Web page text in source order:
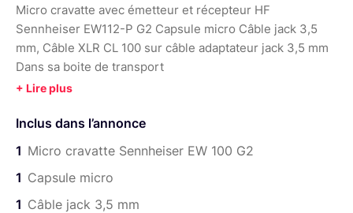
Micro cravatte avec émetteur et récepteur HF
Sennheiser EW112-P G2 Capsule micro Câble jack 3,5
mm, Câble XLR CL 100 sur câble adaptateur jack 3,5 mm
Dans sa boite de transport
Inclus dans l’annonce
1 Micro cravatte Sennheiser EW 100 G2
1 Capsule micro
1 Câble jack 3,5 mm